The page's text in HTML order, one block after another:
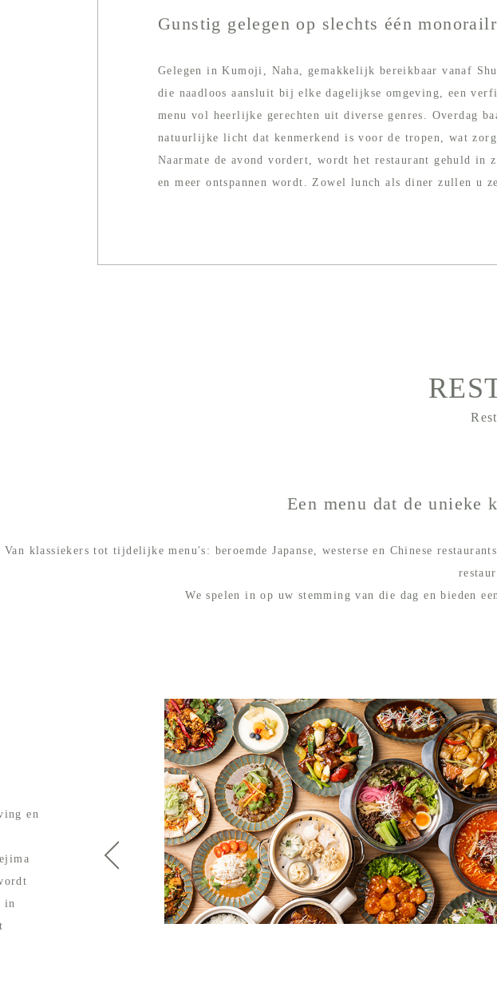
Gunstig gelegen op slechts één
Gelegen in Kumoji, Naha, gemakkelijk bereikbaar vanaf
die naadloos aansluit bij elke dagelijkse omgeving, een
menu vol heerlijke gerechten uit diverse genres. Overdag
natuurlijke licht dat kenmerkend is voor de tropen, wat
Naarmate de avond vordert, wordt het restaurant gehuld in
en meer ontspannen wordt. Zowel lunch als diner zullen u
Een menu dat de unieke
Van klassiekers tot tijdelijke menu's: beroemde Japanse, westerse en Chinese
We spelen in op uw stemming van die dag en bieden
en
in